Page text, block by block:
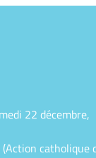
22 décembre,
(Action